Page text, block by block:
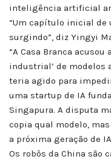
inteligência artificial
“Um capítulo inicial de
surgindo”, diz Yingyi
“A Casa Branca acusou
industrial’ de modelos
teria agido para
uma startup de IA
Singapura. A disputa
copia qual modelo,
a próxima geração de
Os robôs da China são